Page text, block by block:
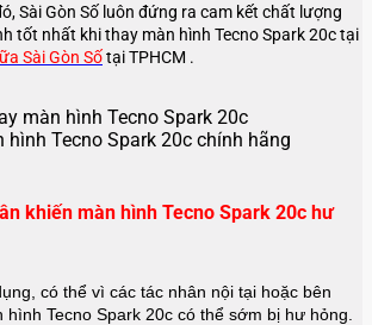
Sài Gòn Số luôn đứng ra cam kết chất lượng
tốt nhất khi thay màn hình Tecno Spark 20ctại
Sài Gòn Sốtại TPHCM .
hình Tecno Spark 20c chính hãng
khiến màn hình Tecno Spark 20c hư
có thể vì các tác nhân nội tại hoặc bên
hình Tecno Spark 20c có thể sớm bị hư hỏng.